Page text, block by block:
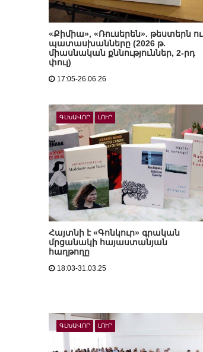
«Քիմիա», «Ռուսերեն». թեստերն ու
պատասխանները (2026 թ.
միասնական քննություններ, 2-րդ
փուլ)
17:05-26.06.26
ԳԼԽԱՎՈՐ ԼՈՒՐ
Հայտնի է «Գոնկուր» գրական
մրցանակի հայաստանյան
հաղթողը
18:03-31.03.25
ԳԼԽԱՎՈՐ ԼՈՒՐ